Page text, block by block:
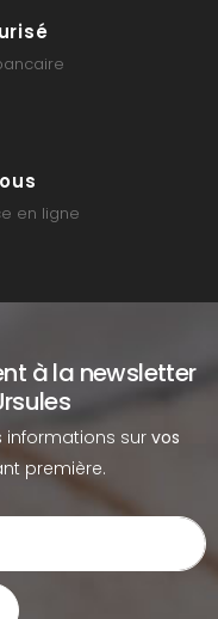
en ligne
à la newsletter
informations sur vos
première.